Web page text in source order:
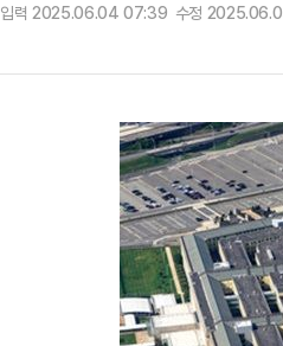
입력 2025.06.04 07:39 수정